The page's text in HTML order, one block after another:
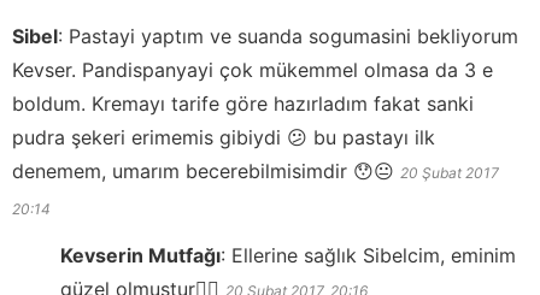
Sibel: Pastayi yaptım ve suanda sogumasini bekliyorum
Kevser. Pandispanyayi çok mükemmel olmasa da 3 e
boldum. Kremayı tarife göre hazırladım fakat sanki
pudra şekeri erimemis gibiydi 😕 bu pastayı ilk
denemem, umarım becerebilmisimdir 😯😐 20 Şubat 2017
20:14
Kevserin Mutfağı: Ellerine sağlık Sibelcim, eminim
güzel olmuştur👍🏻 20 Şubat 2017 20:16